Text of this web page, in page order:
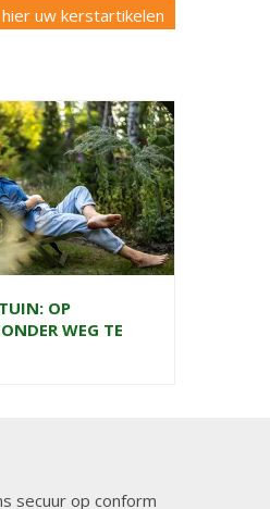
hier uw kerstartikelen
OP
WEG TE
secuur op conform